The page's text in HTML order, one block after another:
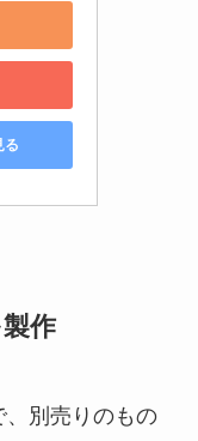
る
作
別売りのもの